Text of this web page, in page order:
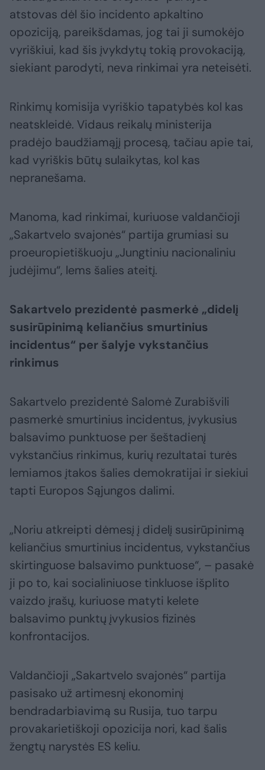
atstovas dėl šio incidento apkaltino
opoziciją, pareikšdamas, jog tai ji sumokėjo
vyriškiui, kad šis įvykdytų tokią provokaciją,
siekiant parodyti, neva rinkimai yra neteisėti.
Rinkimų komisija vyriškio tapatybės kol kas
neatskleidė. Vidaus reikalų ministerija
pradėjo baudžiamąjį procesą, tačiau apie tai,
kad vyriškis būtų sulaikytas, kol kas
nepranešama.
Manoma, kad rinkimai, kuriuose valdančioji
„Sakartvelo svajonės“ partija grumiasi su
proeuropietiškuoju „Jungtiniu nacionaliniu
judėjimu“, lems šalies ateitį.
Sakartvelo prezidentė pasmerkė „didelį
susirūpinimą keliančius smurtinius
incidentus“ per šalyje vykstančius
rinkimus
Sakartvelo prezidentė Salomė Zurabišvili
pasmerkė smurtinius incidentus, įvykusius
balsavimo punktuose per šeštadienį
vykstančius rinkimus, kurių rezultatai turės
lemiamos įtakos šalies demokratijai ir siekiui
tapti Europos Sąjungos dalimi.
„Noriu atkreipti dėmesį į didelį susirūpinimą
keliančius smurtinius incidentus, vykstančius
skirtinguose balsavimo punktuose“, – pasakė
ji po to, kai socialiniuose tinkluose išplito
vaizdo įrašų, kuriuose matyti kelete
balsavimo punktų įvykusios fizinės
konfrontacijos.
Valdančioji „Sakartvelo svajonės“ partija
pasisako už artimesnį ekonominį
bendradarbiavimą su Rusija, tuo tarpu
provakarietiškoji opozicija nori, kad šalis
žengtų narystės ES keliu.